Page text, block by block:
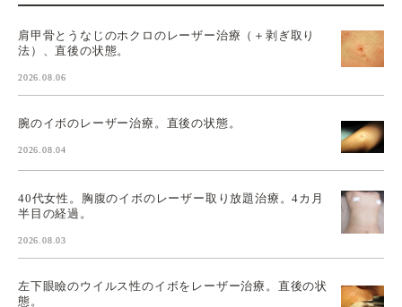
肩甲骨とうなじのホクロのレーザー治療（＋剥ぎ取り
法）、直後の状態。
2026.08.06
腕のイボのレーザー治療。直後の状態。
2026.08.04
40代女性。胸腹のイボのレーザー取り放題治療。4カ月
半目の経過。
2026.08.03
左下眼瞼のウイルス性のイボをレーザー治療。直後の状
態。